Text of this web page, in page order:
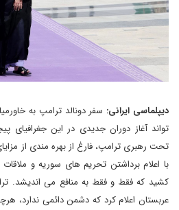
دیپلماسی ایرانی: سفر دونالد ترامپ به
تواند آغاز دوران جدیدی در این جغرافیای
تحت رهبری ترامپ، فارغ از بهره مندی از
با اعلام برداشتن تحریم های سوریه و ملاقات
کشید که فقط و فقط به منافع می اندیشد.
عربستان اعلام کرد که دشمن دائمی ندارد،